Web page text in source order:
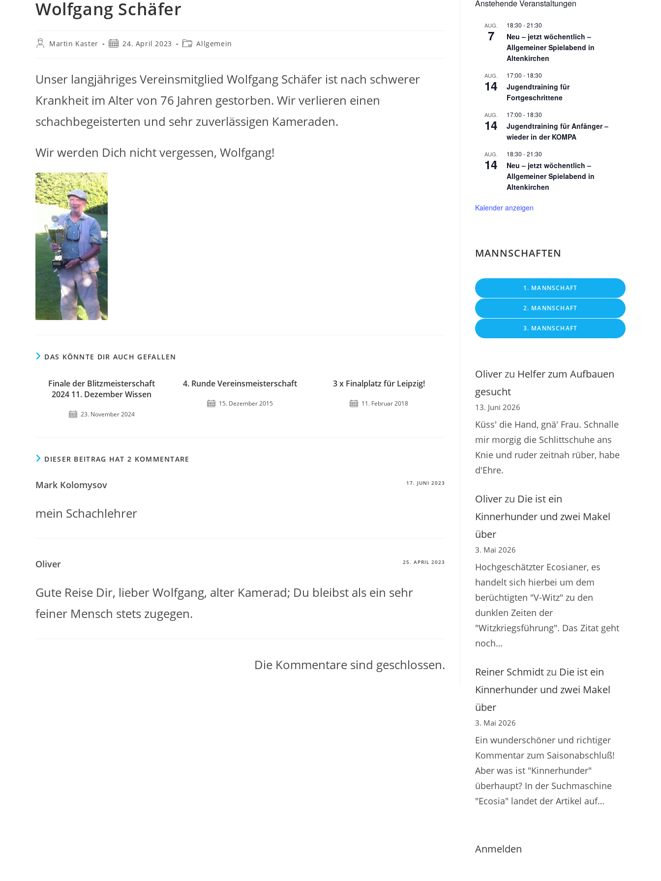
Wolfgang Schäfer
Beitrags-
Martin Kaster
Beitrag24. April 2023
Beitrags-
Allgemein
Unser langjähriges Vereinsmitglied Wolfgang Schäfer ist nach schwerer
Krankheit im Alter von 76 Jahren gestorben. Wir verlieren einen
schachbegeisterten und sehr zuverlässigen Kameraden.
Wir werden Dich nicht vergessen, Wolfgang!
DAS KÖNNTE DIR AUCH GEFALLEN
Finale der Blitzmeisterschaft
2024 11. Dezember Wissen
23. November 2024
4. Runde Vereinsmeisterschaft
15. Dezember 2015
3 x Finalplatz für Leipzig!
11. Februar 2018
DIESER BEITRAG HAT 2 KOMMENTARE
Mark Kolomysov 17. JUNI 2023
mein Schachlehrer
Oliver 25. APRIL 2023
Gute Reise Dir, lieber Wolfgang, alter Kamerad; Du bleibst als ein sehr
feiner Mensch stets zugegen.
Die Kommentare sind geschlossen.
Anstehende Veranstaltungen
AUG.
7
18:30 -21:30
Neu – jetzt wöchentlich –
Allgemeiner Spielabend in
Altenkirchen
AUG.
14
17:00 - 18:30
Jugendtraining für
Fortgeschrittene
AUG.
14
17:00 - 18:30
Jugendtraining für Anfänger –
wieder in der KOMPA
AUG.
14
18:30 -21:30
Neu – jetzt wöchentlich –
Allgemeiner Spielabend in
Altenkirchen
Kalender anzeigen
MANNSCHAFTEN
1. MANNSCHAFT
2. MANNSCHAFT
3. MANNSCHAFT
Oliverzu Helfer zum Aufbauen
gesucht
13. Juni 2026
Küss' die Hand, gnä' Frau. Schnalle
mir morgig die Schlittschuhe ans
Knie und ruder zeitnah rüber, habe
d'Ehre.
Oliverzu Die ist ein
Kinnerhunder und zwei Makel
über
3. Mai 2026
Hochgeschätzter Ecosianer, es
handelt sich hierbei um dem
berüchtigten "V-Witz" zu den
dunklen Zeiten der
"Witzkriegsführung". Das Zitat geht
noch…
Reiner Schmidtzu Die ist ein
Kinnerhunder und zwei Makel
über
3. Mai 2026
Ein wunderschöner und richtiger
Kommentar zum Saisonabschluß!
Aber was ist "Kinnerhunder"
überhaupt? In der Suchmaschine
"Ecosia" landet der Artikel auf…
Anmelden